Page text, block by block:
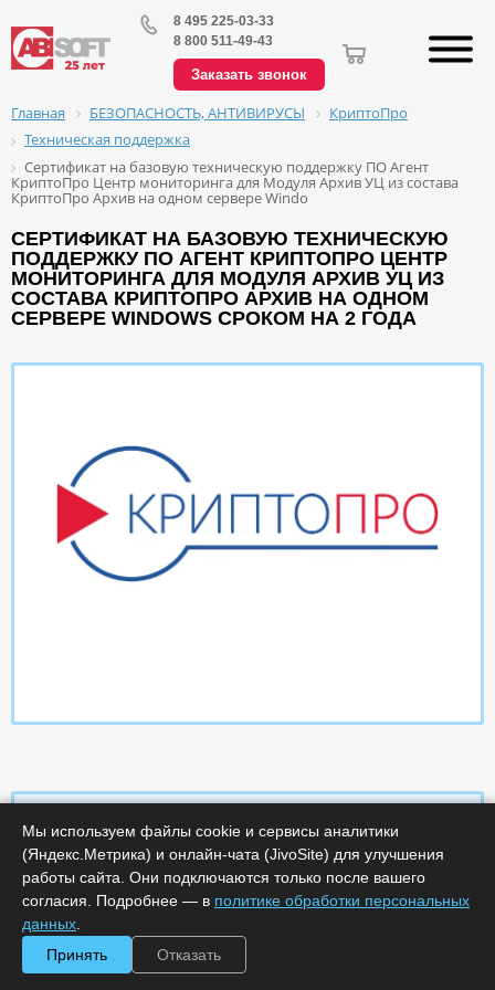
8 495 225-03-33
8 800 511-49-43
Заказать звонок
Главная БЕЗОПАСНОСТЬ, АНТИВИРУСЫ
КриптоПро
Техническая поддержка
Сертификат на базовую техническую поддержку ПО Агент
КриптоПро Центр мониторинга для Модуля Архив УЦ из состава
КриптоПро Архив на одном сервере Windo
СЕРТИФИКАТ НА БАЗОВУЮ ТЕХНИЧЕСКУЮ
ПОДДЕРЖКУ ПО АГЕНТ КРИПТОПРО ЦЕНТР
МОНИТОРИНГА ДЛЯ МОДУЛЯ АРХИВ УЦ ИЗ
СОСТАВА КРИПТОПРО АРХИВ НА ОДНОМ
СЕРВЕРЕ WINDOWS СРОКОМ НА 2 ГОДА
Характеристики
Код :
0000-366500
Обработка заказа :
Мы используем файлы cookie и сервисы аналитики
(Яндекс.Метрика) и онлайн-чата (JivoSite) для улучшения
работы сайта. Они подключаются только после вашего
согласия. Подробнее — в политике обработки персональных
данных
Принять
Отказать